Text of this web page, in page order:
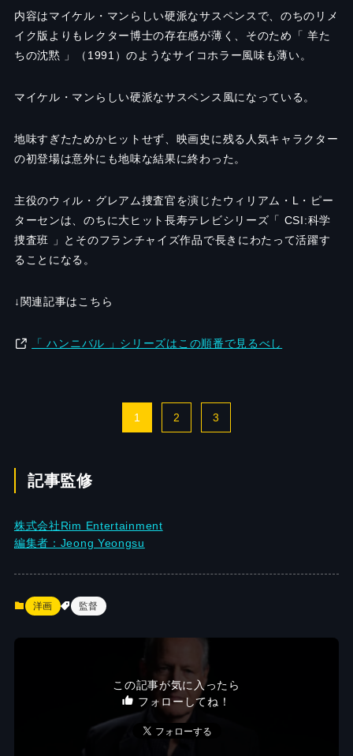
内容はマイケル・マンらしい硬派なサスペンスで、のちのリメ
イク版よりもレクター博士の存在感が薄く、そのため「 羊た
ちの沈黙 」（1991）のようなサイコホラー風味も薄い。
マイケル・マンらしい硬派なサスペンス風になっている。
地味すぎたためかヒットせず、映画史に残る人気キャラクター
の初登場は意外にも地味な結果に終わった。
主役のウィル・グレアム捜査官を演じたウィリアム・L・ピー
ターセンは、のちに大ヒット長寿テレビシリーズ「 CSI:科学
捜査班 」とそのフランチャイズ作品で長きにわたって活躍す
ることになる。
↓関連記事はこちら
「 ハンニバル 」シリーズはこの順番で見るべし
1 2 3
記事監修
株式会社Rim Entertainment
編集者：Jeong Yeongsu
洋画 監督
この記事が気に入ったら
フォローしてね！